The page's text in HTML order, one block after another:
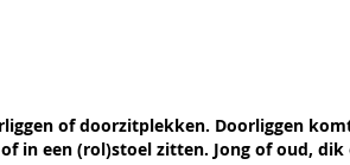
of doorzitplekken. Doorliggen
in een (rol)stoel zitten. Jong of oud,